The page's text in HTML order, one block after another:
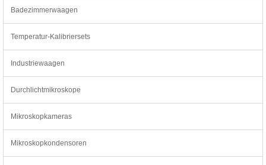
Badezimmerwaagen
Temperatur-Kalibriersets
Industriewaagen
Durchlichtmikroskope
Mikroskopkameras
Mikroskopkondensoren